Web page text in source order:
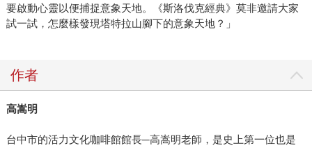
要啟動心靈以便捕捉意象天地。《斯洛伐克經典》莫非邀請大家
試一試，怎麼樣發現塔特拉山腳下的意象天地？」
作者
高嵩明
台中市的活力文化咖啡館館長─高嵩明老師，是史上第一位也是